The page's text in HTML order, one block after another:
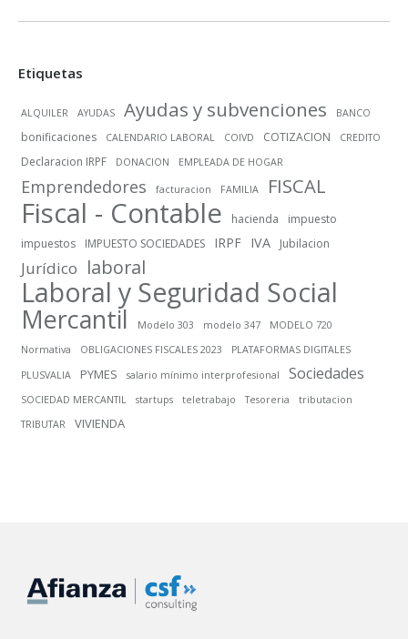
Etiquetas
ALQUILER AYUDAS Ayudas y subvenciones BANCO
bonificaciones CALENDARIO LABORAL COIVD COTIZACION CREDITO
Declaracion IRPF DONACION EMPLEADA DE HOGAR
Emprendedores facturacion FAMILIA FISCAL
Fiscal - Contable hacienda
impuesto
impuestos
IMPUESTO SOCIEDADES IRPF IVA Jubilacion
Jurídico laboral
Laboral y Seguridad Social
Mercantil Modelo 303 modelo 347
MODELO 720
Normativa
OBLIGACIONES FISCALES 2023
PLATAFORMAS DIGITALES
PLUSVALIA
PYMES salario mínimo interprofesional Sociedades
SOCIEDAD MERCANTIL startups teletrabajo Tesoreria
tributacion
TRIBUTAR
VIVIENDA